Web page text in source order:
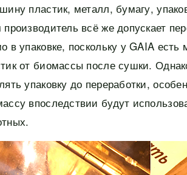
пластик, металл, бумагу,
производитель всё же допускает
в упаковке, поскольку у GAIA
от биомассы после сушки.
упаковку до переработки,
впоследствии будут